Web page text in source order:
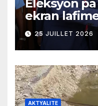
Eleksyon
ekran
echèk
25 JUILLET 2026
AKTYALITE